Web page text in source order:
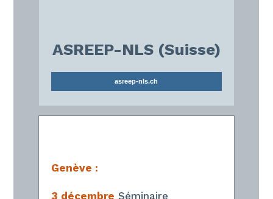
ASREEP-NLS (Suisse)
asreep-nls.ch
Genève :
3 décembre Séminaire